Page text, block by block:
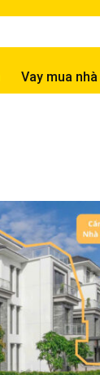
Vay mua nhà